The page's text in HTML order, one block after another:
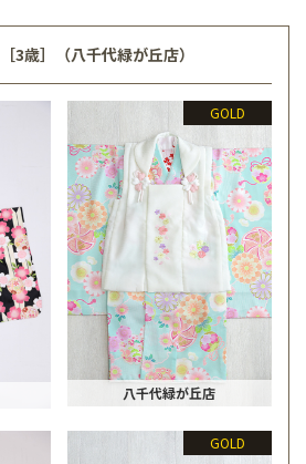
3歳］（八千代緑が丘店）
GOLD
八千代緑が丘店
GOLD